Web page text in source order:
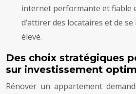
internet performante et fiable
d’attirer des locataires et de
élevé.
Des choix stratégiques
sur investissement
Rénover un appartement